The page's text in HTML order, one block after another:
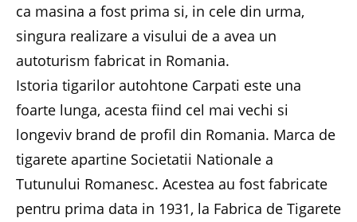
ca masina a fost prima si, in cele din urma,
singura realizare a visului de a avea un
autoturism fabricat in Romania.
Istoria tigarilor autohtone Carpati este una
foarte lunga, acesta fiind cel mai vechi si
longeviv brand de profil din Romania. Marca de
tigarete apartine Societatii Nationale a
Tutunului Romanesc. Acestea au fost fabricate
pentru prima data in 1931, la Fabrica de Tigarete